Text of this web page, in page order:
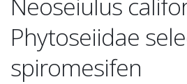
Phytoseiidae
spiromesifen